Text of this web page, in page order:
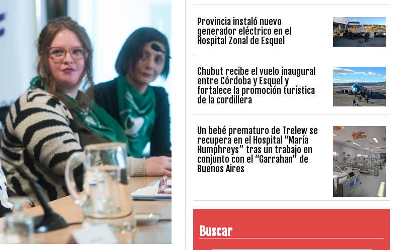
Provincia instaló nuevo
generador eléctrico en el
Hospital Zonal de Esquel
Chubut recibe el vuelo inaugural
entre Córdoba y Esquel y
fortalece la promoción turística
de la cordillera
Un bebé prematuro de Trelew se
recupera en el Hospital “María
Humphreys” tras un trabajo en
conjunto con el “Garrahan” de
Buenos Aires
Buscar